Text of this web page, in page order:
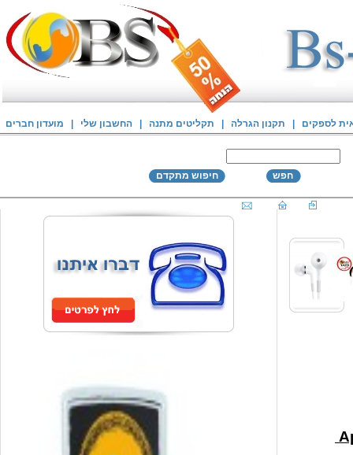
לספקים תקנון הגרלה תקליטים מתנה החשבון שלי מועדון חברים
חפש חיפוש מתקדם